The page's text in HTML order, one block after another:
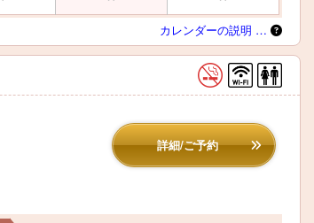
カレンダーの説明 …
詳細/ご予約